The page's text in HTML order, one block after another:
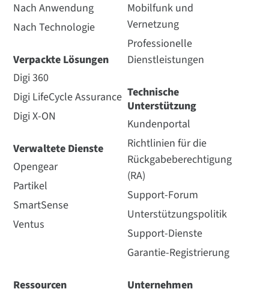
Nach Anwendung
Nach Technologie
Verpackte Lösungen
Digi 360
Digi LifeCycle Assurance
Digi X-ON
Verwaltete Dienste
Opengear
Partikel
SmartSense
Ventus
Mobilfunk und
Vernetzung
Professionelle
Dienstleistungen
Technische
Unterstützung
Kundenportal
Richtlinien für die
Rückgabeberechtigung
(RA)
Support-Forum
Unterstützungspolitik
Support-Dienste
Garantie-Registrierung
Ressourcen
Unternehmen